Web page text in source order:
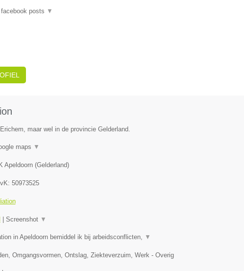
posts ▼
maar wel in de provincie Gelderland.
maps ▼
Apeldoorn(Gelderland)
50973525
Screenshot ▼
in Apeldoorn bemiddel ik bij arbeidsconflicten, ▼
Omgangsvormen, Ontslag, Ziekteverzuim, Werk - Overig